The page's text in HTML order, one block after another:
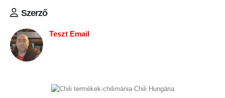
Szerző
Teszt Email